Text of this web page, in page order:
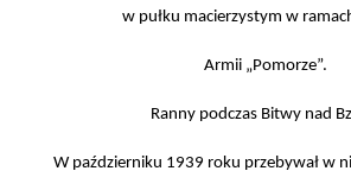
w pułku macierzystym w
Armii „Pomorze”.
Ranny podczas Bitwy nad
W październiku 1939 roku przebywał w